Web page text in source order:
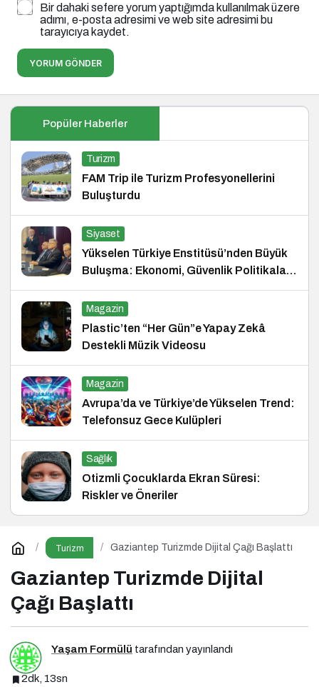
Bir dahaki sefere yorum yaptığımda kullanılmak üzere
adımı, e-posta adresimi ve web site adresimi bu
tarayıcıya kaydet.
YORUM GÖNDER
Popüler Haberler
Turizm
FAM Trip ile Turizm Profesyonellerini
Buluşturdu
Siyaset
Yükselen Türkiye Enstitüsü’nden Büyük
Buluşma: Ekonomi, Güvenlik Politikaları
ve Hukuk Konferansı
Magazin
Plastic’ten “Her Gün”e Yapay Zekâ
Destekli Müzik Videosu
Magazin
Avrupa’da ve Türkiye’de Yükselen Trend:
Telefonsuz Gece Kulüpleri
Sağlık
Otizmli Çocuklarda Ekran Süresi:
Riskler ve Öneriler
Turizm Gaziantep Turizmde Dijital Çağı Başlattı
Gaziantep Turizmde Dijital
Çağı Başlattı
Yaşam Formülü tarafından yayınlandı
2dk, 13sn